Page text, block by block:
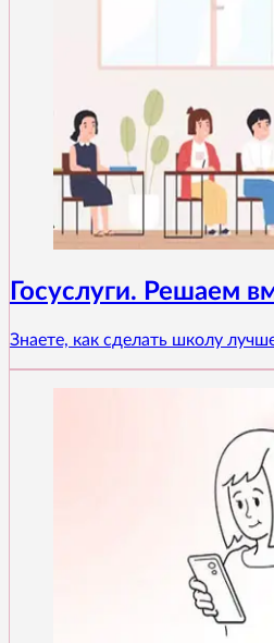
Госуслуги. Решаем
Знаете, как сделать школу